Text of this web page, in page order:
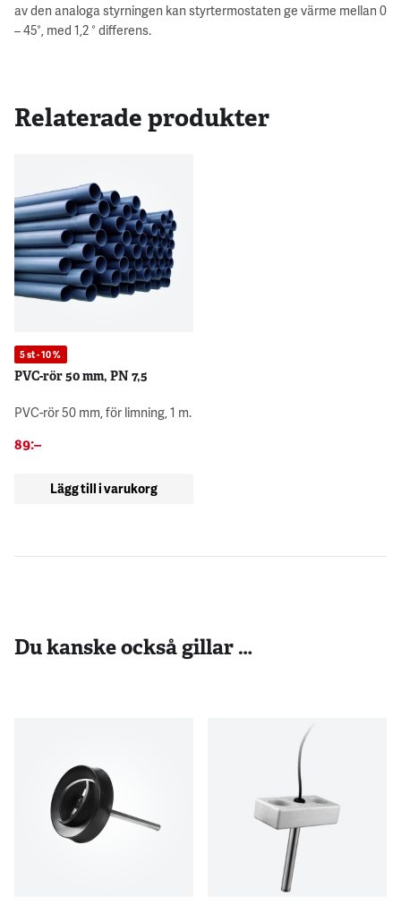
av den analoga styrningen kan styrtermostaten ge värme mellan 0
– 45°, med 1,2 ° differens.
Relaterade produkter
5 st - 10 %
PVC-rör 50 mm, PN 7,5
PVC-rör 50 mm, för limning, 1 m.
89:–
Lägg till i varukorg
Du kanske också gillar …